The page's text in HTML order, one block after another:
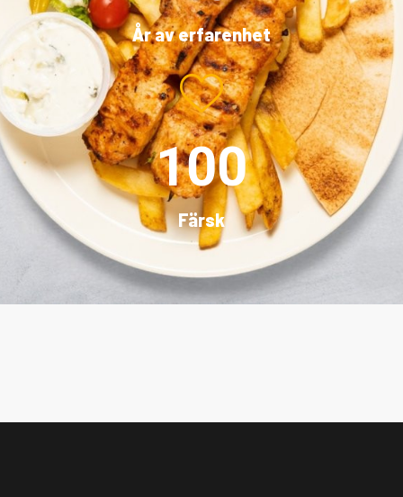
År av erfarenhet
100
Färsk